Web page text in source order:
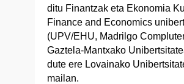
ditu Finantzak eta Ekonomia
Finance and Economics
(UPV/EHU, Madrilgo
Gaztela-Mantxako
dute ere Lovainako
mailan.